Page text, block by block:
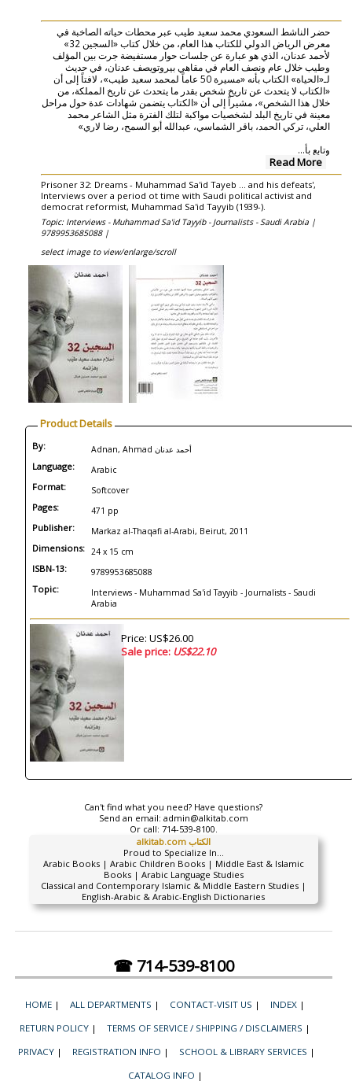
حضر الناشط السعودي محمد سعيد طيب عبر محطات حياته الصاخبة في
معرض الرياض الدولي للكتاب هذا العام، من خلال كتاب «السجين 32»
لأحمد عدنان، الذي هو عبارة عن جلسات حوار مستفيضة جرت بين المؤلف
وطيب خلال عام ونصف العام في مقاهي بيروتويصف عدنان، في حديث
لـ«الحياة» الكتاب بأنه «مسيرة 50 عاماً لمحمد سعيد طيب»، لافتاً إلى أن
«الكتاب لا يتحدث عن تاريخ شخص بقدر ما يتحدث عن تاريخ المملكة، من
خلال هذا الشخص»، مشيراً إلى أن «الكتاب يتضمن شهادات عدة حول مراحل
معينة في تاريخ البلد لشخصيات مواكبة لتلك الفترة مثل الشاعر محمد
العلي، تركي الحمد، باقر الشماسي، عبدالله أبو السمح، رضا لاري»
وتابع بأ...
Read More
Prisoner 32: Dreams - Muhammad Sa'id Tayeb ... and his defeats',
Interviews over a period ot time with Saudi political activist and
democrat reformist, Muhammad Sa'id Tayyib (1939-).
Topic: Interviews - Muhammad Sa'id Tayyib - Journalists - Saudi Arabia |
9789953685088 |
select image to view/enlarge/scroll
Product Details
By: Adnan, Ahmad أحمد عدنان
Language: Arabic
Format: Softcover
Pages: 471 pp
Publisher: Markaz al-Thaqafi al-Arabi, Beirut, 2011
Dimensions: 24 x 15 cm
ISBN-13: 9789953685088
Topic:
Interviews - Muhammad Sa'id Tayyib - Journalists - Saudi
Arabia
Price: US$26.00
Sale price: US$22.10
Can't find what you need? Have questions?
Send an email: admin@alkitab.com
Or call: 714-539-8100.
alkitab.com الكتاب
Proud to Specialize In...
Arabic Books | Arabic Children Books | Middle East & Islamic
Books | Arabic Language Studies
Classical and Contemporary Islamic & Middle Eastern Studies |
English-Arabic & Arabic-English Dictionaries
☎ 714-539-8100
HOME | ALL DEPARTMENTS | CONTACT-VISIT US | INDEX |
RETURN POLICY | TERMS OF SERVICE / SHIPPING / DISCLAIMERS |
PRIVACY | REGISTRATION INFO | SCHOOL & LIBRARY SERVICES |
CATALOG INFO |